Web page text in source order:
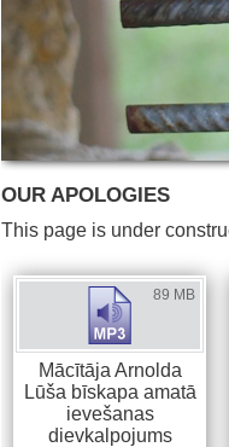
OUR APOLOGIES
This page is under
89 MB
Mācītāja Arnolda
Lūša bīskapa amatā
ievešanas
dievkalpojums